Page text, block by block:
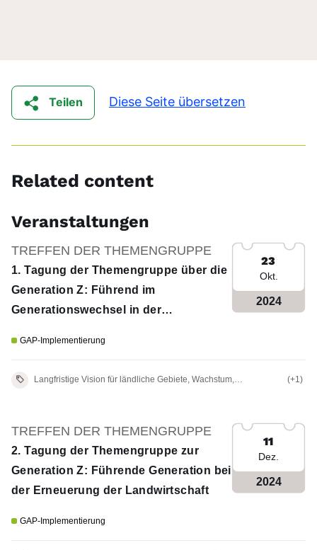
Teilen Diese Seite übersetzen
Related content
Veranstaltungen
TREFFEN DER THEMENGRUPPE
1. Tagung der Themengruppe über die
Generation Z: Führend im
Generationswechsel in der
GAP-Implementierung
23
Okt.
2024
Langfristige Vision für ländliche Gebiete, Wachstum,
(+1)
TREFFEN DER THEMENGRUPPE
2. Tagung der Themengruppe zur
Generation Z: Führende Generation bei
der Erneuerung der Landwirtschaft
GAP-Implementierung
11
Dez.
2024